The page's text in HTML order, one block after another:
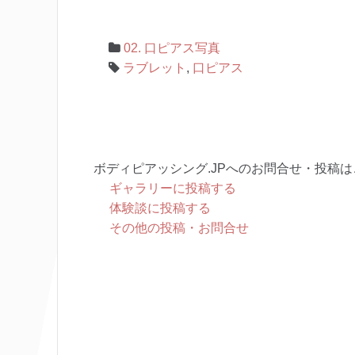
02. 口ピアス写真
ラブレット , 口ピアス
ボディピアッシング.JPへのお問合せ・投稿
ギャラリーに投稿する
体験談に投稿する
その他の投稿・お問合せ